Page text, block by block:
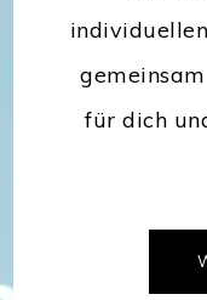
für dich